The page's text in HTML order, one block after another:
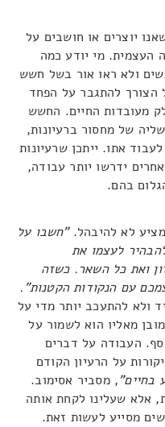
יוצרים או חושבים על
העצמית. מי יודע כמה
ולא ראו אור בשל חשש
הצורך להתגבר על הפחד
מעובדות החיים. החשש
של מחסור ברעיונות,
אתו. ייתכן שרעיונות
ידרשו יותר עבודה,
בהם.
לא להיבהל."חשבו על
לעצמו את
ואת כל השאר. כשזה
עם הנקודות הקטנות".
ולא להתעכב יותר מדי על
מאליו הוא לשמור על
העבודה על דברים
על הרעיון הקודם
בחיים", מסביר אסימוב.
אלא שעלינו לקחת אותה
מסייע לעשות זאת.